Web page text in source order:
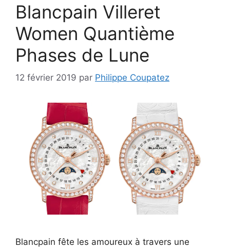
Blancpain Villeret
Women Quantième
Phases de Lune
12 février 2019 par Philippe Coupatez
Blancpain fête les amoureux à travers une